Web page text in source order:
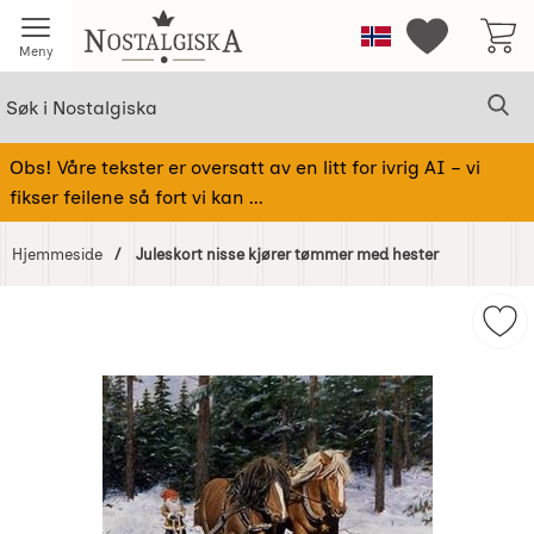
Meny Startsiden for NostalgiskaNorge Mine
Obs! Våre tekster er oversatt av en litt for ivrig AI – vi
fikser feilene så fort vi kan ...
Hjemmeside Juleskort nisse kjører tømmer med hester